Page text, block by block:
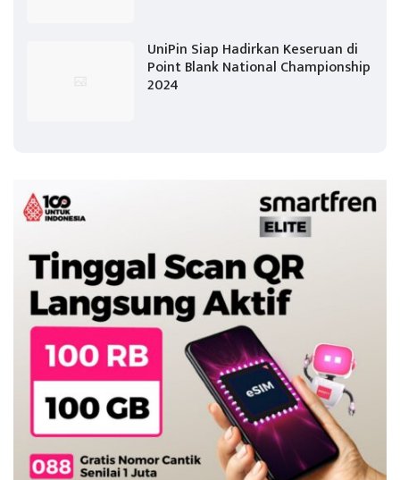
UniPin Siap Hadirkan Keseruan di
Point Blank National Championship
2024